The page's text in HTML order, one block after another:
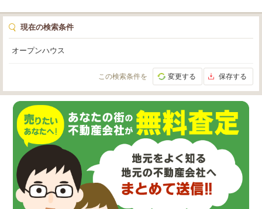
現在の検索条件
オープンハウス
この検索条件を 変更する 保存する